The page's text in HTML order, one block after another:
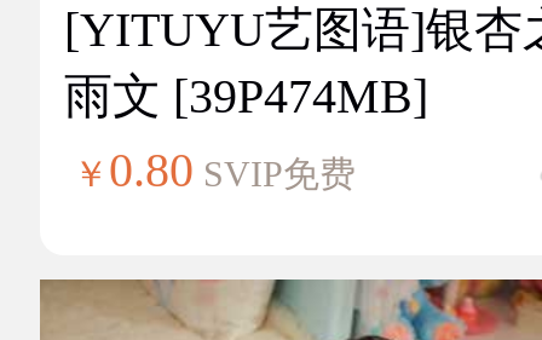
[YITUYU艺图语]银杏
雨文 [39P474MB]
￥ 0.80 SVIP免费